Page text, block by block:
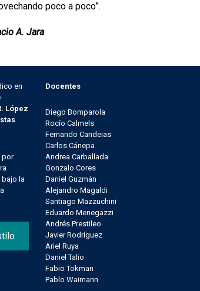
poco a poco”.
A. Jara
en
López
por
bajo la
Docentes
Diego Bomparola
Rocío Calmels
Fernando Candeias
Carlos Cánepa
Andrea Carballada
Gonzalo Cores
Daniel Guzmán
Alejandro Magaldi
Santiago Mazzuchini
Eduardo Menegazzi
Andrés Prestileo
Javier Rodríguez
Ariel Ruya
Daniel Talio
Fabio Tokman
Pablo Waimann